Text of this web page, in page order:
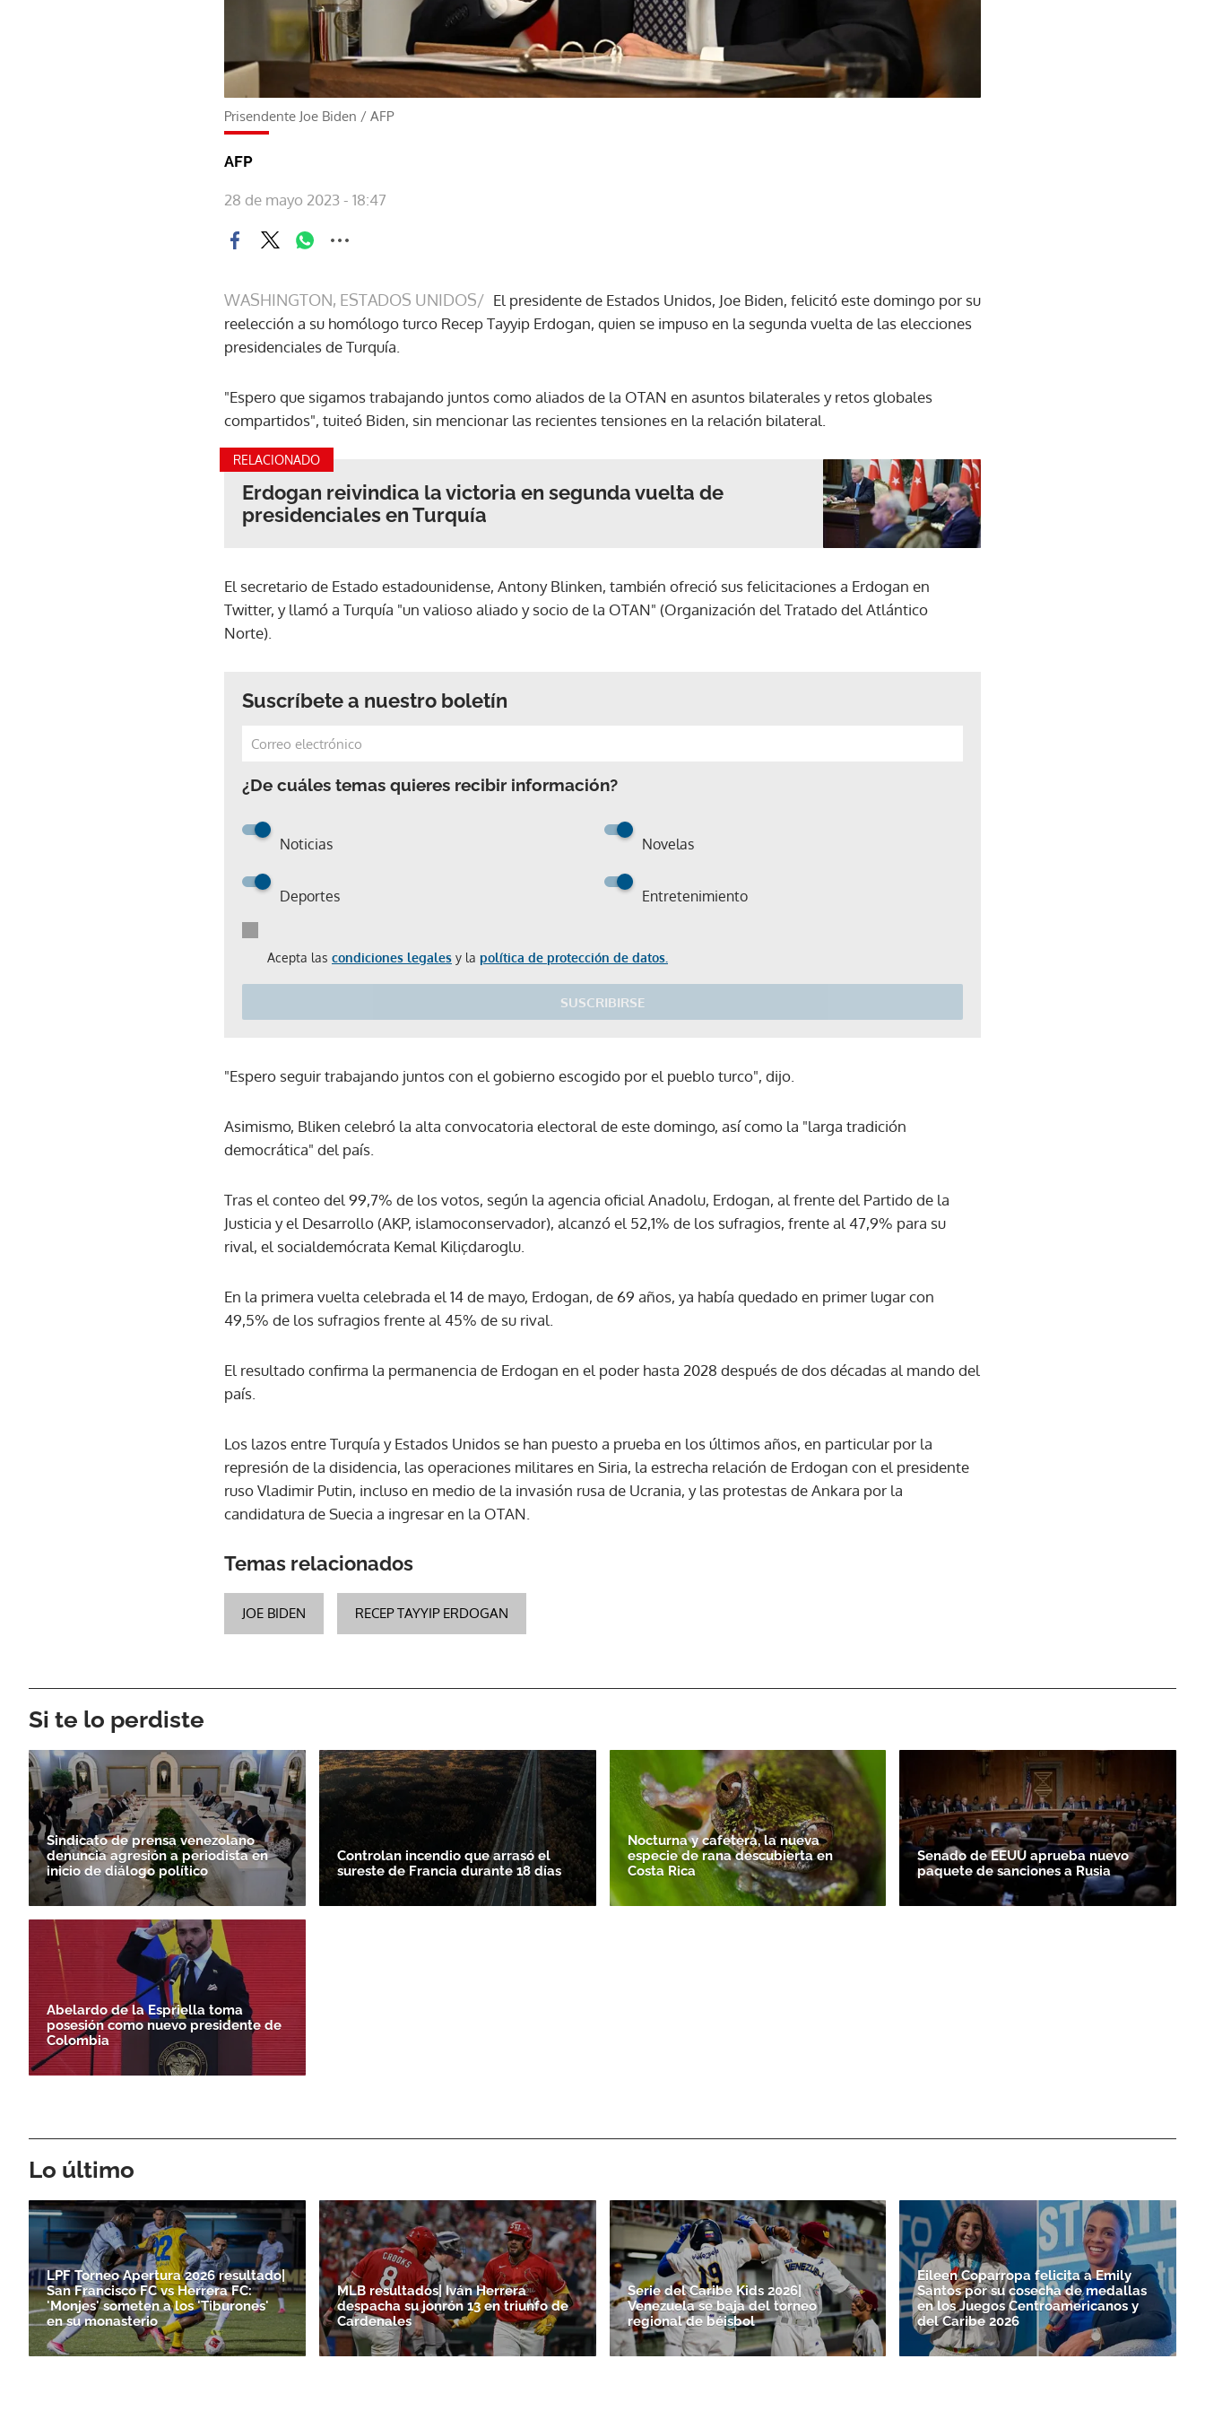
Prisendente Joe Biden / AFP
AFP
28 de mayo 2023 - 18:47
WASHINGTON, ESTADOS UNIDOS/ El presidente de Estados Unidos, Joe Biden, felicitó este domingo por su
reelección a su homólogo turco Recep Tayyip Erdogan, quien se impuso en la segunda vuelta de las elecciones
presidenciales de Turquía.
"Espero que sigamos trabajando juntos como aliados de la OTAN en asuntos bilaterales y retos globales
compartidos", tuiteó Biden, sin mencionar las recientes tensiones en la relación bilateral.
RELACIONADO
Erdogan reivindica la victoria en segunda vuelta de
presidenciales en Turquía
El secretario de Estado estadounidense, Antony Blinken, también ofreció sus felicitaciones a Erdogan en
Twitter, y llamó a Turquía "un valioso aliado y socio de la OTAN" (Organización del Tratado del Atlántico
Norte).
Suscríbete a nuestro boletín
¿De cuáles temas quieres recibir información?
Noticias Novelas
Deportes Entretenimiento
Acepta las condiciones legales y la política de protección de datos.
SUSCRIBIRSE
Gracias por suscribirte a nuestro boletín.
"Espero seguir trabajando juntos con el gobierno escogido por el pueblo turco", dijo.
Asimismo, Bliken celebró la alta convocatoria electoral de este domingo, así como la "larga tradición
democrática" del país.
Tras el conteo del 99,7% de los votos, según la agencia oficial Anadolu, Erdogan, al frente del Partido de la
Justicia y el Desarrollo (AKP, islamoconservador), alcanzó el 52,1% de los sufragios, frente al 47,9% para su
rival, el socialdemócrata Kemal Kiliçdaroglu.
En la primera vuelta celebrada el 14 de mayo, Erdogan, de 69 años, ya había quedado en primer lugar con
49,5% de los sufragios frente al 45% de su rival.
El resultado confirma la permanencia de Erdogan en el poder hasta 2028 después de dos décadas al mando del
país.
Los lazos entre Turquía y Estados Unidos se han puesto a prueba en los últimos años, en particular por la
represión de la disidencia, las operaciones militares en Siria, la estrecha relación de Erdogan con el presidente
ruso Vladimir Putin, incluso en medio de la invasión rusa de Ucrania, y las protestas de Ankara por la
candidatura de Suecia a ingresar en la OTAN.
Temas relacionados
JOE BIDEN RECEP TAYYIP ERDOGAN
Si te lo perdiste
Sindicato de prensa venezolano
denuncia agresión a periodista en
inicio de diálogo político
Controlan incendio que arrasó el
sureste de Francia durante 18 días
Nocturna y cafetera, la nueva
especie de rana descubierta en
Costa Rica
Senado de EEUU aprueba nuevo
paquete de sanciones a Rusia
Abelardo de la Espriella toma
posesión como nuevo presidente de
Colombia
Lo último
LPF Torneo Apertura 2026 resultado|
San Francisco FC vs Herrera FC:
'Monjes' someten a los 'Tiburones'
en su monasterio
MLB resultados| Iván Herrera
despacha su jonrón 13 en triunfo de
Cardenales
Serie del Caribe Kids 2026|
Venezuela se baja del torneo
regional de béisbol
Eileen Coparropa felicita a Emily
Santos por su cosecha de medallas
en los Juegos Centroamericanos y
del Caribe 2026